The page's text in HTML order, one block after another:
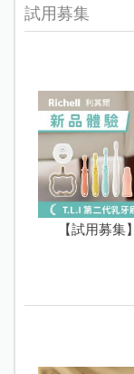
試用募集
【試用募集